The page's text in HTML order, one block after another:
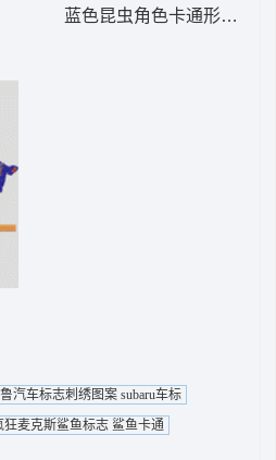
球标
卡通
蓝色昆虫角色卡通形象 蜜
汽车标志刺绣图案 subaru车标
狂麦克斯鲨鱼标志 鲨鱼卡通